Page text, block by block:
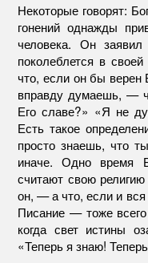
Некоторые говорят:
гонений однажды
человека. Он
поколеблется в
что, если он бы верен
вправду думаешь, —
Его славе?» «Я не
Есть такое
просто знаешь, что
иначе. Одно время
считают свою
он, — а что, если и
Писание — тоже
когда свет истины
«Теперь я знаю!